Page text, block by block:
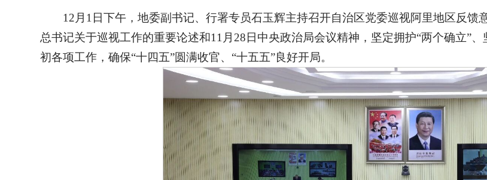
12月1日下午，地委副书记、行署专员石玉辉主持召开自治区党委巡视阿里地区反
总书记关于巡视工作的重要论述和11月28日中央政治局会议精神，坚定拥护“两个确立”
初各项工作，确保“十四五”圆满收官、“十五五”良好开局。